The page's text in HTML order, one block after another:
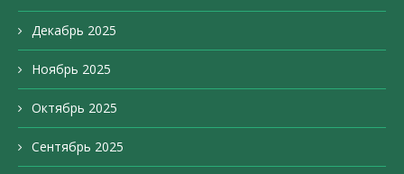
Декабрь 2025
Ноябрь 2025
Октябрь 2025
Сентябрь 2025